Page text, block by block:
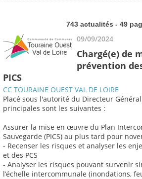
743 actualités - 49
09/09/2024
Chargé(e) de
prévention
PICS
CC TOURAINE OUEST VAL DE LOIRE
Placé sous l'autorité du Directeur
principales sont les suivantes :
Assurer la mise en œuvre du Plan
Sauvegarde (PICS) au plus tard pour
- Recenser les risques et analyser les
et des PCS
- Analyser les risques pouvant survenir
l’échelle intercommunale (inondations,